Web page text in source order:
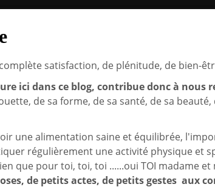
satisfaction, de plénitude, de bien-
ici dans ce blog, contribue donc à nous
de sa forme, de sa santé, de sa
une alimentation saine et équilibrée,
régulièrement une activité physique et
que pour toi, toi, toi ......oui TOI madame
de petits actes, de petits gestes aux